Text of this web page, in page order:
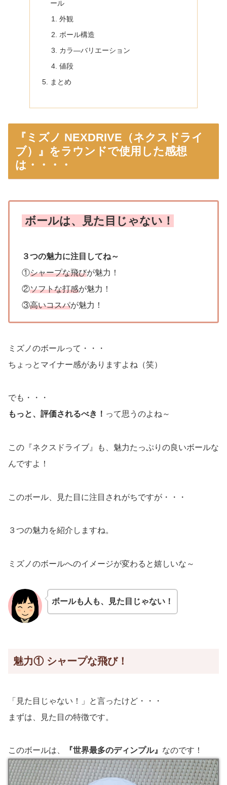
ール
外観
ボール構造
カラ―バリエーション
値段
まとめ
『ミズノ NEXDRIVE（ネクスドライ
ブ）』をラウンドで使用した感想
は・・・・
ボールは、見た目じゃない！
３つの魅力に注目してね～
①シャープな飛びが魅力！
②ソフトな打感が魅力！
③高いコスパが魅力！
ミズノのボールって・・・
ちょっとマイナー感がありますよね（笑）
でも・・・
もっと、評価されるべき！ って思うのよね～
この『ネクスドライブ』も、魅力たっぷりの良いボールな
んですよ！
このボール、見た目に注目されがちですが・・・
３つの魅力を紹介しますね。
ミズノのボールへのイメージが変わると嬉しいな～
ボールも人も、見た目じゃない！
魅力① シャープな飛び！
「見た目じゃない！」と言ったけど・・・
まずは、見た目の特徴です。
このボールは、 『世界最多のディンプル』 なのです！